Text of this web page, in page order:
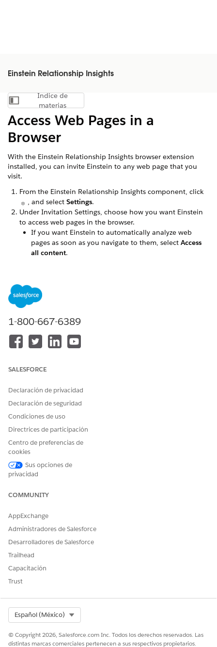
Einstein Relationship Insights
Mostrar índice de materias
Índice de
materias
Access Web Pages in a
Browser
With the Einstein Relationship Insights browser extension
installed, you can invite Einstein to any web page that you
visit.
From the Einstein Relationship Insights component, click
, and selectSettings.
Under Invitation Settings, choose how you want Einstein
to access web pages in the browser.
If you want Einstein to automatically analyze web
pages as soon as you navigate to them, select Access
all content.
To view and manage pages that you invite Einstein into at
all times, click
documents
Install the Google Chrome browser extension and invite
Einstein to any web page you view using Google Chrome.
¡Háganos saber cómo podemos mejorar!
1-800-667-6389
SALESFORCE
Declaración de privacidad
Declaración de seguridad
Condiciones de uso
Directrices de participación
Centro de preferencias de
cookies
Sus opciones de
privacidad
COMMUNITY
AppExchange
Administradores de Salesforce
Desarrolladores de Salesforce
Trailhead
Capacitación
Trust
Español (México)
© Copyright 2026, Salesforce.com Inc. Todos los derechos reservados. Las
distintas marcas comerciales pertenecen a sus respectivos propietarios.